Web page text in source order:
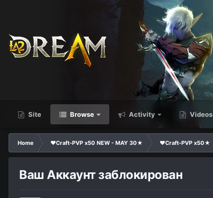
Site Browse Activity Videos
Home ❤Craft-PVP x50 NEW - MAY 30★ ❤Craft-PVP x50★
Ваш Аккаунт заблокирован